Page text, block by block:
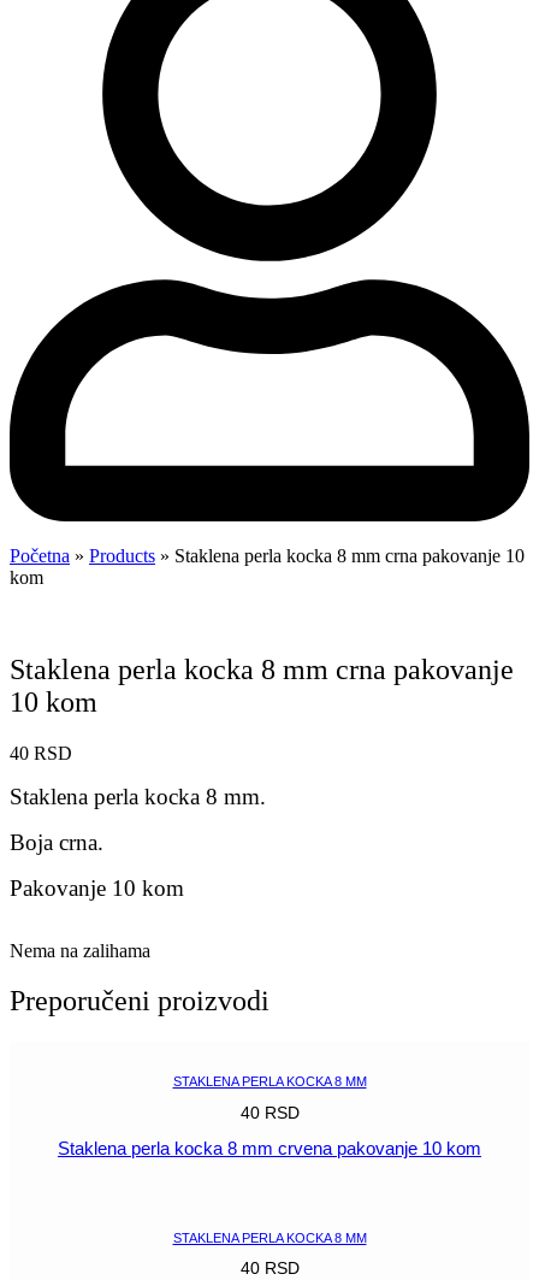
Početna » Products » Staklena perla kocka 8 mm crna pakovanje 10
kom
Staklena perla kocka 8 mm crna pakovanje
10 kom
40 RSD
Staklena perla kocka 8 mm.
Boja crna.
Pakovanje 10 kom
Nema na zalihama
Preporučeni proizvodi
STAKLENA PERLA KOCKA 8 MM
40 RSD
Staklena perla kocka 8 mm crvena pakovanje 10 kom
STAKLENA PERLA KOCKA 8 MM
40 RSD